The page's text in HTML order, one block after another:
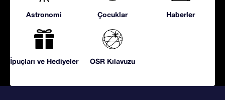
Astronomi Çocuklar Haberler
İpuçları ve Hediyeler OSR Kılavuzu